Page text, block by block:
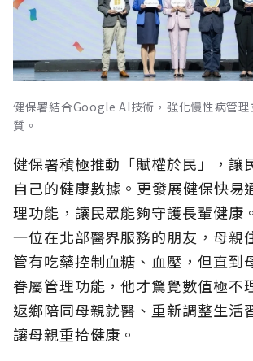
健保署結合Google AI技術，強化慢性病管
質。
健保署積極推動「賦權於民」，讓
自己的健康數據。更發展健保快易
理功能，讓民眾能夠守護長輩健康
一位在北部醫界服務的朋友，母親
管有吃藥控制血糖、血壓，但直到
眷屬管理功能，他才驚覺數值極不
返鄉陪同母親就醫、重新調整生活
讓母親重拾健康。